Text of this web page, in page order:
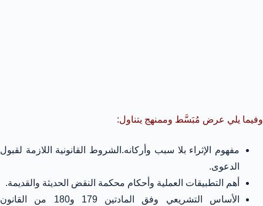
وفيما يلي عرض مُبَسَّط وممنهج يتناول:
مفهوم الإثراء بلا سبب وأركانه.الشروط القانونية اللازمة لقبول
الدعوى.
أهم التطبيقات العملية وأحكام محكمة النقض الحديثة والقديمة.
الأساس التشريعي وفق المادتين 179 و180 من القانون